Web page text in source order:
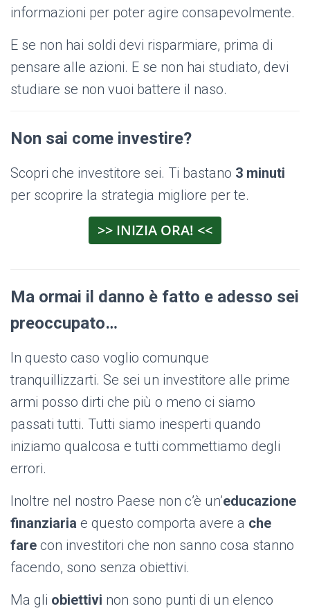
informazioni per poter agire consapevolmente.
E se non hai soldi devi risparmiare, prima di
pensare alle azioni. E se non hai studiato, devi
studiare se non vuoi battere il naso.
Non sai come investire?
Scopri che investitore sei. Ti bastano 3 minuti
per scoprire la strategia migliore per te.
>> INIZIA ORA! <<
Ma ormai il danno è fatto e adesso sei
preoccupato…
In questo caso voglio comunque
tranquillizzarti. Se sei un investitore alle prime
armi posso dirti che più o meno ci siamo
passati tutti. Tutti siamo inesperti quando
iniziamo qualcosa e tutti commettiamo degli
errori.
Inoltre nel nostro Paese non c’è un’educazione
finanziaria e questo comporta avere a che
fare con investitori che non sanno cosa stanno
facendo, sono senza obiettivi.
Ma gli obiettivi non sono punti di un elenco